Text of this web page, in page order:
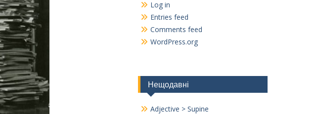
Log in
Entries feed
Comments feed
WordPress.org
Нещодавні
Adjective > Supine